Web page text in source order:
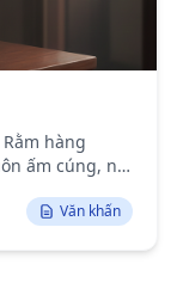
hàng
ấm cúng, no
Văn khấn